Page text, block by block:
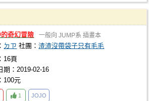
奇幻冒險 一般向 JUMP系 插畫本
ㄉㄗ 社團：渣渣沒帶袋子只有毛毛
16頁
期：2019-02-16
100元
1 JOJO